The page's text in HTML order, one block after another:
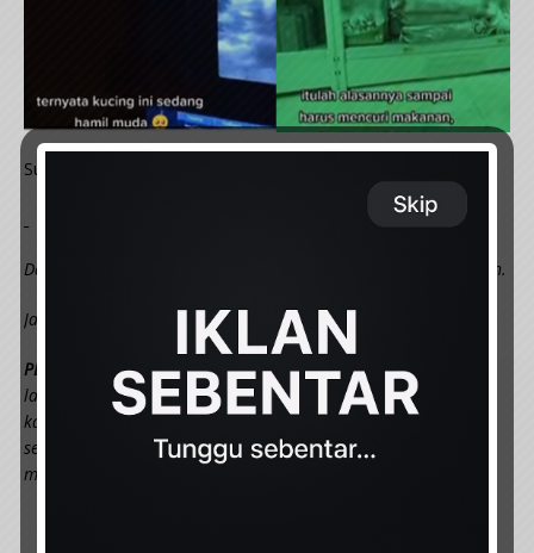
Sumber:
Dah Baca, Jangan Lupa Like, Komen Dan Share Ya. Terima Kasih.
Jangan Lupa Juga Untuk Follow Kami Di Berani Bangkit
PERHATIAN:Pihak admin tidak akan bertanggungjawab
langsung ke atas komen-komen yang diberikan oleh pembaca
kami. Sila pastikan anda berfikir panjang terlebih dahulu
sebelum menulis komen anda disini. Pihak admin juga tidak
mampu untuk menapis komen-komen tersebut.